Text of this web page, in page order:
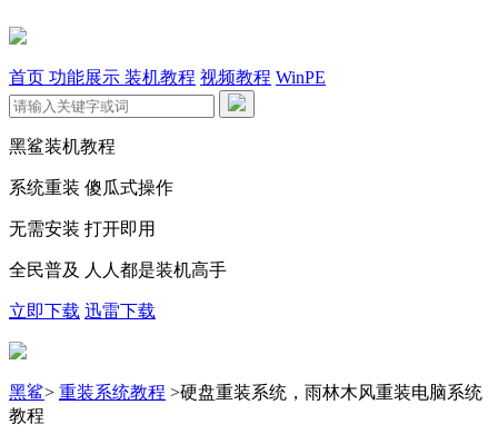
首页 功能展示 装机教程 视频教程 WinPE
黑鲨装机教程
系统重装 傻瓜式操作
无需安装 打开即用
全民普及 人人都是装机高手
立即下载 迅雷下载
黑鲨> 重装系统教程 >硬盘重装系统，雨林木风重装电脑系统
教程